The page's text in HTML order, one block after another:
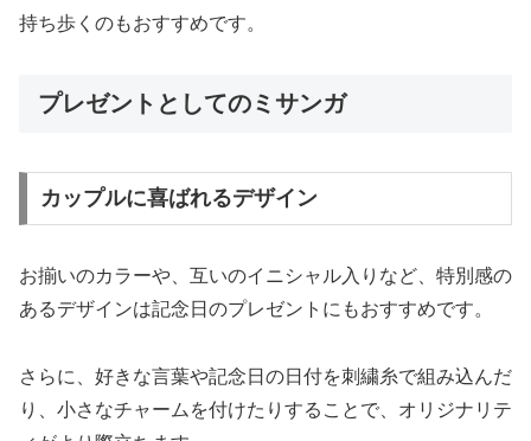
持ち歩くのもおすすめです。
プレゼントとしてのミサンガ
カップルに喜ばれるデザイン
お揃いのカラーや、互いのイニシャル入りなど、特別感の
あるデザインは記念日のプレゼントにもおすすめです。
さらに、好きな言葉や記念日の日付を刺繍糸で組み込んだ
り、小さなチャームを付けたりすることで、オリジナリテ